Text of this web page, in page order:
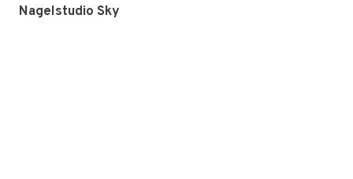
Nagelstudio Sky